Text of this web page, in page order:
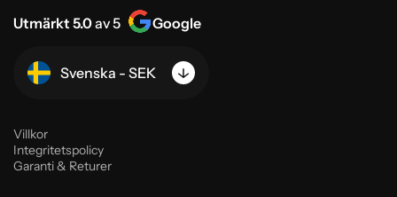
Utmärkt 5.0av 5 Google
Svenska - SEK
Villkor
Integritetspolicy
Garanti & Returer